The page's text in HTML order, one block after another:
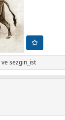
vesezgin_ist